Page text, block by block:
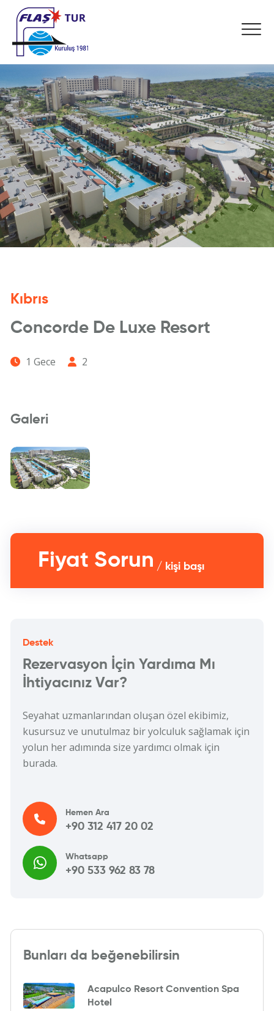
Kıbrıs
Concorde De Luxe Resort
1 Gece 2
Galeri
Fiyat Sorun / kişi başı
Destek
Rezervasyon İçin Yardıma Mı
İhtiyacınız Var?
Seyahat uzmanlarından oluşan özel ekibimiz,
kusursuz ve unutulmaz bir yolculuk sağlamak için
yolun her adımında size yardımcı olmak için
burada.
Hemen Ara
+90 312 417 20 02
Whatsapp
+90 533 962 83 78
Bunları da beğenebilirsin
Acapulco Resort Convention Spa
Hotel